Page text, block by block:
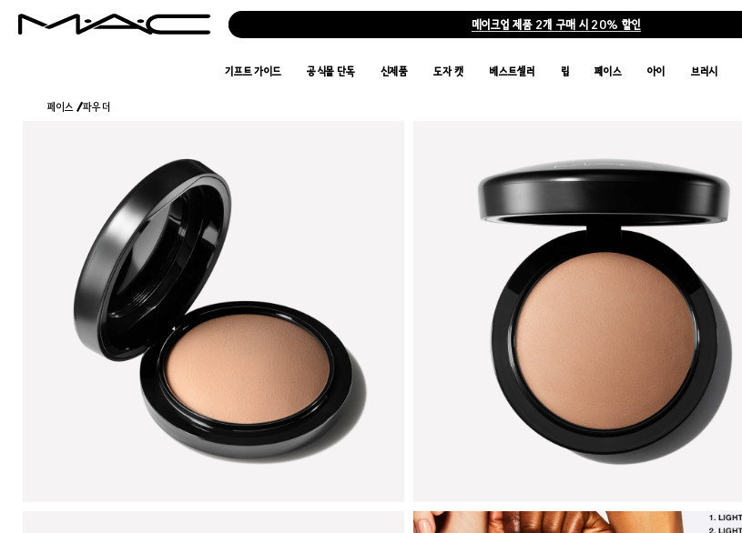
메이크업 제품 2개 구매 시 20% 할인
기프트 가이드 공식몰 단독 신제품 도자 캣 베스트셀러 립 페이스 아이 브러시
페이스 /파우더